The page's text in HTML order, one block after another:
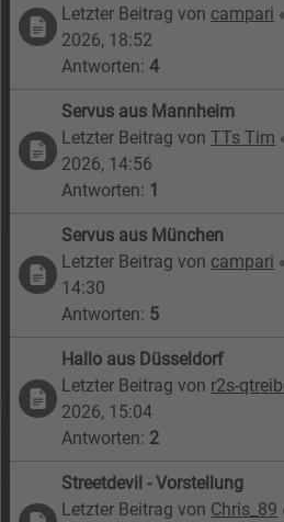
Letzter Beitrag von campari
2026, 18:52
Antworten:4
Servus aus Mannheim
Letzter Beitrag vonTTs Tim
2026, 14:56
Antworten: 1
Servus aus München
Letzter Beitrag von campari
14:30
Antworten: 5
Hallo aus Düsseldorf
Letzter Beitrag von r2s-
2026, 15:04
Antworten: 2
Streetdevil - Vorstellung
Letzter Beitrag von Chris_89